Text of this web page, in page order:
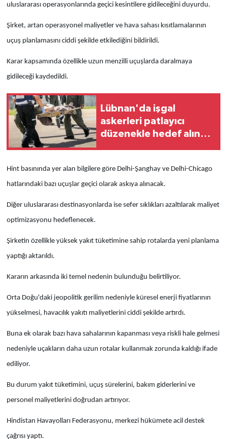
uluslararası operasyonlarında geçici kesintilere gidileceğini duyurdu.
Şirket, artan operasyonel maliyetler ve hava sahası kısıtlamalarının
uçuş planlamasını ciddi şekilde etkilediğini bildirildi.
Karar kapsamında özellikle uzun menzilli uçuşlarda daralmaya
gidileceği kaydedildi.
Lübnan'da işgal
askerleri patlayıcı
düzenekle hedef alındı:
Hint basınında yer alan bilgilere göre Delhi-Şanghay ve Delhi-Chicago
hatlarındaki bazı uçuşlar geçici olarak askıya alınacak.
Diğer uluslararası destinasyonlarda ise sefer sıklıkları azaltılarak maliyet
optimizasyonu hedeflenecek.
Şirketin özellikle yüksek yakıt tüketimine sahip rotalarda yeni planlama
yaptığı aktarıldı.
Kararın arkasında iki temel nedenin bulunduğu belirtiliyor.
Orta Doğu'daki jeopolitik gerilim nedeniyle küresel enerji fiyatlarının
yükselmesi, havacılık yakıtı maliyetlerini ciddi şekilde artırdı.
Buna ek olarak bazı hava sahalarının kapanması veya riskli hale gelmesi
nedeniyle uçakların daha uzun rotalar kullanmak zorunda kaldığı ifade
ediliyor.
Bu durum yakıt tüketimini, uçuş sürelerini, bakım giderlerini ve
personel maliyetlerini doğrudan artırıyor.
Hindistan Havayolları Federasyonu, merkezi hükümete acil destek
çağrısı yaptı.